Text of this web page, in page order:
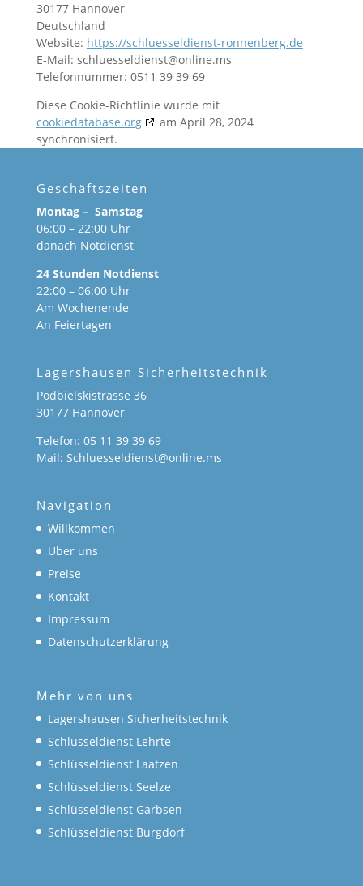
30177 Hannover
Deutschland
Website: https://schluesseldienst-ronnenberg.de
E-Mail: schluesseldienst@online.ms
Telefonnummer: 0511 39 39 69
Diese Cookie-Richtlinie wurde mit
cookiedatabase.org
am April 28, 2024
synchronisiert.
Geschäftszeiten
Montag – Samstag
06:00 – 22:00 Uhr
danach Notdienst
24 Stunden Notdienst
22:00 – 06:00 Uhr
Am Wochenende
An Feiertagen
Lagershausen Sicherheitstechnik
Podbielskistrasse 36
30177 Hannover
Telefon: 05 11 39 39 69
Mail: Schluesseldienst@online.ms
Navigation
Willkommen
Über uns
Preise
Kontakt
Impressum
Datenschutzerklärung
Mehr von uns
Lagershausen Sicherheitstechnik
Schlüsseldienst Lehrte
Schlüsseldienst Laatzen
Schlüsseldienst Seelze
Schlüsseldienst Garbsen
Schlüsseldienst Burgdorf